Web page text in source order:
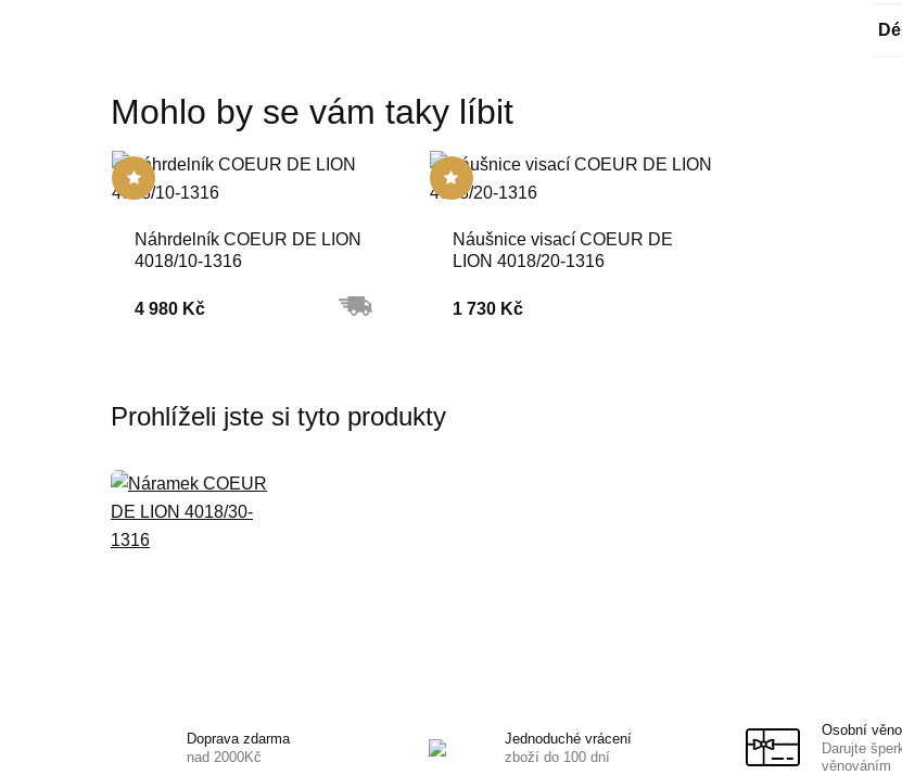
Mohlo by se vám taky líbit
Náhrdelník COEUR DE LION
4018/10-1316
4 980 Kč
Náušnice visací COEUR DE
LION 4018/20-1316
1 730 Kč
Prohlíželi jste si tyto produkty
Doprava zdarma
nad 2000Kč
Jednoduché vrácení
zboží do 100 dní
Osobní
Darujte
věnováním